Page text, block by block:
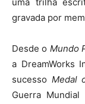
gravada por
Desde o Mundo
a DreamWorks
sucesso Medal
Guerra